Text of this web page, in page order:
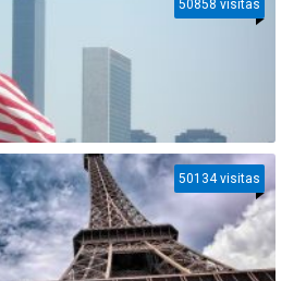
50858 visitas
50134 visitas